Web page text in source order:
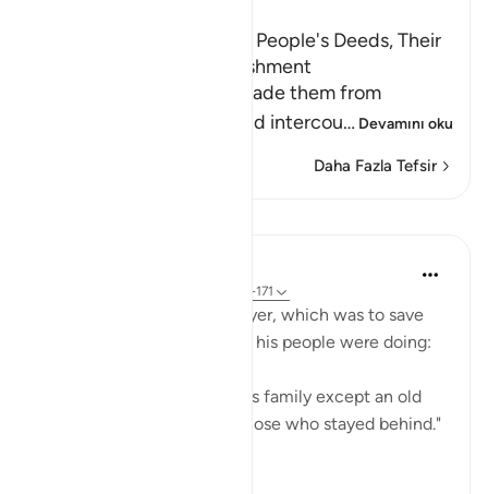
Lut's Denunciation of His People's Deeds, Their
Response and Their Punishment
The Prophet of Allah forbade them from
committing evil deeds and intercou… Devamını oku
Daha Fazla Tefsir
ayet 26:170-171
God responded to Lot's prayer, which was to save
him from what wrongdoing his people were doing:
"So We saved him and all his family except an old
woman, who was among those who stayed behind."